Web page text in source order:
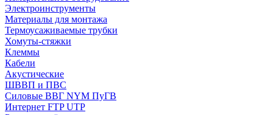
Электроинструменты
Материалы для монтажа
Термоусаживаемые трубки
Хомуты-стяжки
Клеммы
Кабели
Акустические
ШВВП и ПВС
Силовые ВВГ NYM ПуГВ
Интернет FTP UTP